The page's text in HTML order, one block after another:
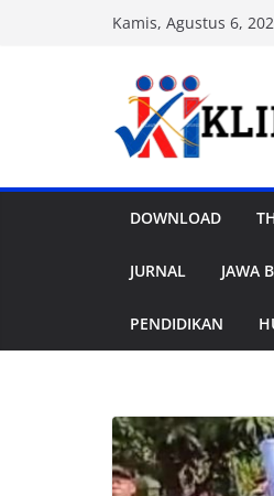
Kamis, Agustus 6,
DOWNLOAD
JURNAL JAWA
PENDIDIKAN